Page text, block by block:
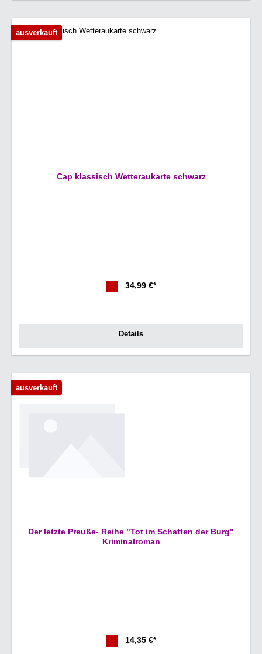
ausverkauft
Cap klassisch Wetteraukarte schwarz
34,99 €*
Details
ausverkauft
Der letzte Preuße- Reihe "Tot im Schatten der Burg"
Kriminalroman
14,35 €*